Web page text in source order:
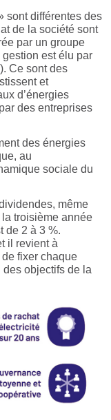
sont différentes des
de la société sont
par un groupe
est élu par
Ce sont des
et
d’énergies
des entreprises
des énergies
au
sociale du
même
troisième année
de 2 à 3 %.
il revient à
fixer chaque
objectifs de la